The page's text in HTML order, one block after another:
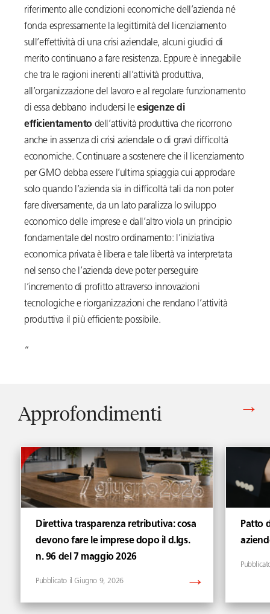
riferimento alle condizioni economiche dell’azienda né
fonda espressamente la legittimità del licenziamento
sull’effettività di una crisi aziendale, alcuni giudici di
merito continuano a fare resistenza. Eppure è innegabile
che tra le ragioni inerenti all’attività produttiva,
all’organizzazione del lavoro e al regolare funzionamento
di essa debbano includersi leesigenze di
efficientamento dell’attività produttiva che ricorrono
anche in assenza di crisi aziendale o di gravi difficoltà
economiche. Continuare a sostenere che il licenziamento
per GMO debba essere l’ultima spiaggia cui approdare
solo quando l’azienda sia in difficoltà tali da non poter
fare diversamente, da un lato paralizza lo sviluppo
economico delle imprese e dall’altro viola un principio
fondamentale del nostro ordinamento: l’iniziativa
economica privata è libera e tale libertà va interpretata
nel senso che l’azienda deve poter perseguire
l’incremento di profitto attraverso innovazioni
tecnologiche e riorganizzazioni che rendano l’attività
produttiva il più efficiente possibile.
“
ApprofondimentiVedi tutti gli articoli di Approfondimenti
Direttiva trasparenza retributiva: cosa
devono fare le imprese dopo il d.lgs.
n. 96 del 7 maggio 2026
Giugno 9, 2026
Patto